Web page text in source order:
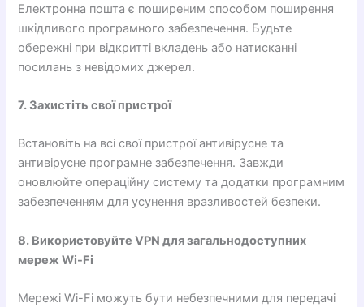
Електронна пошта є поширеним способом поширення
шкідливого програмного забезпечення. Будьте
обережні при відкритті вкладень або натисканні
посилань з невідомих джерел.
7. Захистіть свої пристрої
Встановіть на всі свої пристрої антивірусне та
антивірусне програмне забезпечення. Завжди
оновлюйте операційну систему та додатки програмним
забезпеченням для усунення вразливостей безпеки.
8. Використовуйте VPN для загальнодоступних
мереж Wi-Fi
Мережі Wi-Fi можуть бути небезпечними для передачі